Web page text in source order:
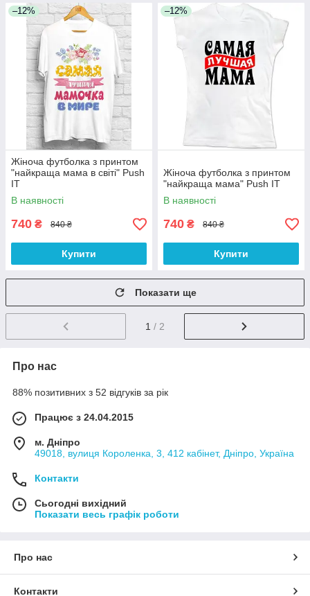
–12%
Жіноча футболка з принтом
"найкраща мама в світі" Push
IT
В наявності
740 ₴ 840 ₴
Купити
–12%
Жіноча футболка з принтом
"найкраща мама" Push IT
В наявності
740 ₴ 840 ₴
Купити
Показати ще
1 / 2
Про нас
88% позитивних з 52 відгуків за рік
Працює з 24.04.2015
м. Дніпро
49018, вулиця Короленка, 3, 412 кабінет, Дніпро, Україна
Контакти
Сьогодні вихідний
Показати весь графік роботи
Про нас
Контакти